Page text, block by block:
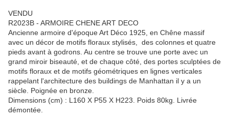
VENDU
R2023B - ARMOIRE CHENE ART DECO
Ancienne armoire d'époque Art Déco 1925, en Chêne massif
avec un décor de motifs floraux stylisés, des colonnes et quatre
pieds avant à godrons. Au centre se trouve une porte avec un
grand miroir biseauté, et de chaque côté, des portes sculptées de
motifs floraux et de motifs géométriques en lignes verticales
rappelant l'architecture des buildings de Manhattan il y a un
siècle. Poignée en bronze.
Dimensions (cm) : L160 X P55 X H223. Poids 80kg. Livrée
démontée.